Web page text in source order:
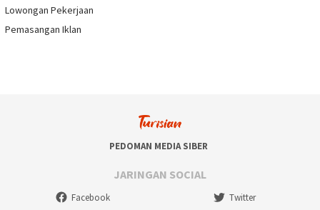
Lowongan Pekerjaan
Pemasangan Iklan
PEDOMAN MEDIA SIBER
JARINGAN SOCIAL
Facebook Twitter